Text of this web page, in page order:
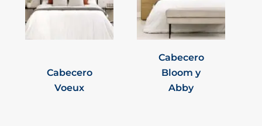
Cabecero
Voeux
Cabecero
Bloom y
Abby